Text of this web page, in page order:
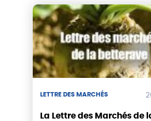
LETTRE DES MARCHÉS
La Lettre des Marchés de